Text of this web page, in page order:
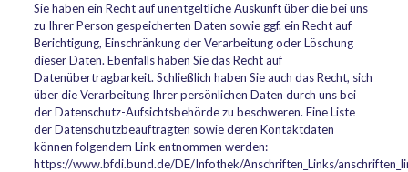
Sie haben ein Recht auf unentgeltliche Auskunft über die bei uns
zu Ihrer Person gespeicherten Daten sowie ggf. ein Recht auf
Berichtigung, Einschränkung der Verarbeitung oder Löschung
dieser Daten. Ebenfalls haben Sie das Recht auf
Datenübertragbarkeit. Schließlich haben Sie auch das Recht, sich
über die Verarbeitung Ihrer persönlichen Daten durch uns bei
der Datenschutz-Aufsichtsbehörde zu beschweren. Eine Liste
der Datenschutzbeauftragten sowie deren Kontaktdaten
können folgendem Link entnommen werden:
https://www.bfdi.bund.de/DE/Infothek/Anschriften_Links/